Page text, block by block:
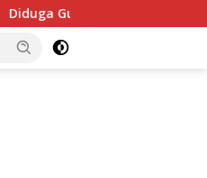
Negara Tanpa Izin